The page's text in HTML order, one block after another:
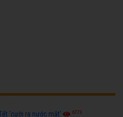
'cười ra nước mắt' 6773